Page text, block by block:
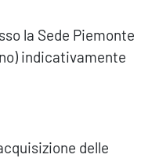
la Sede Piemonte
indicativamente
delle